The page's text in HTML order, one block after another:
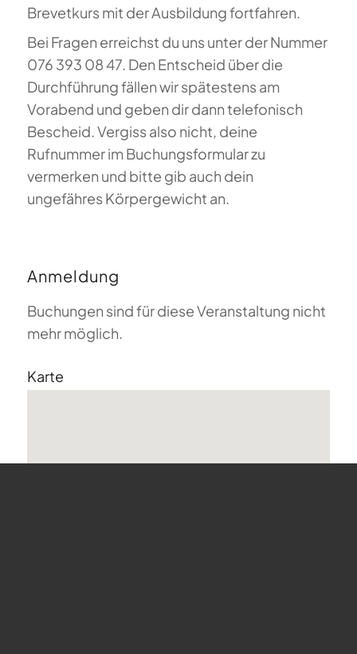
Brevetkurs mit der Ausbildung fortfahren.
Bei Fragen erreichst du uns unter der Nummer
076 393 08 47. Den Entscheid über die
Durchführung fällen wir spätestens am
Vorabend und geben dir dann telefonisch
Bescheid. Vergiss also nicht, deine
Rufnummer im Buchungsformular zu
vermerken und bitte gib auch dein
ungefähres Körpergewicht an.
Anmeldung
Buchungen sind für diese Veranstaltung nicht
mehr möglich.
Karte